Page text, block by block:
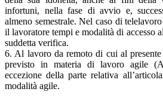
infortuni, nella fase di avvio e,
almeno semestrale. Nel caso di
il lavoratore tempi e modalità di accesso
suddetta verifica.
6. Al lavoro da remoto di cui al
previsto in materia di lavoro agile
eccezione della parte relativa
modalità agile.